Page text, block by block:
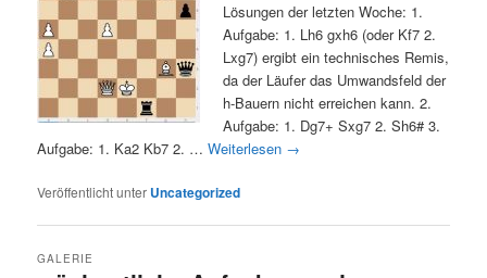
Lösungen der letzten Woche: 1.
Aufgabe: 1. Lh6 gxh6 (oder Kf7 2.
Lxg7) ergibt ein technisches Remis,
da der Läufer das Umwandsfeld der
h-Bauern nicht erreichen kann. 2.
Aufgabe: 1. Dg7+ Sxg7 2. Sh6# 3.
Aufgabe: 1. Ka2 Kb7 2. …Weiterlesen →
Veröffentlicht unter Uncategorized
GALERIE